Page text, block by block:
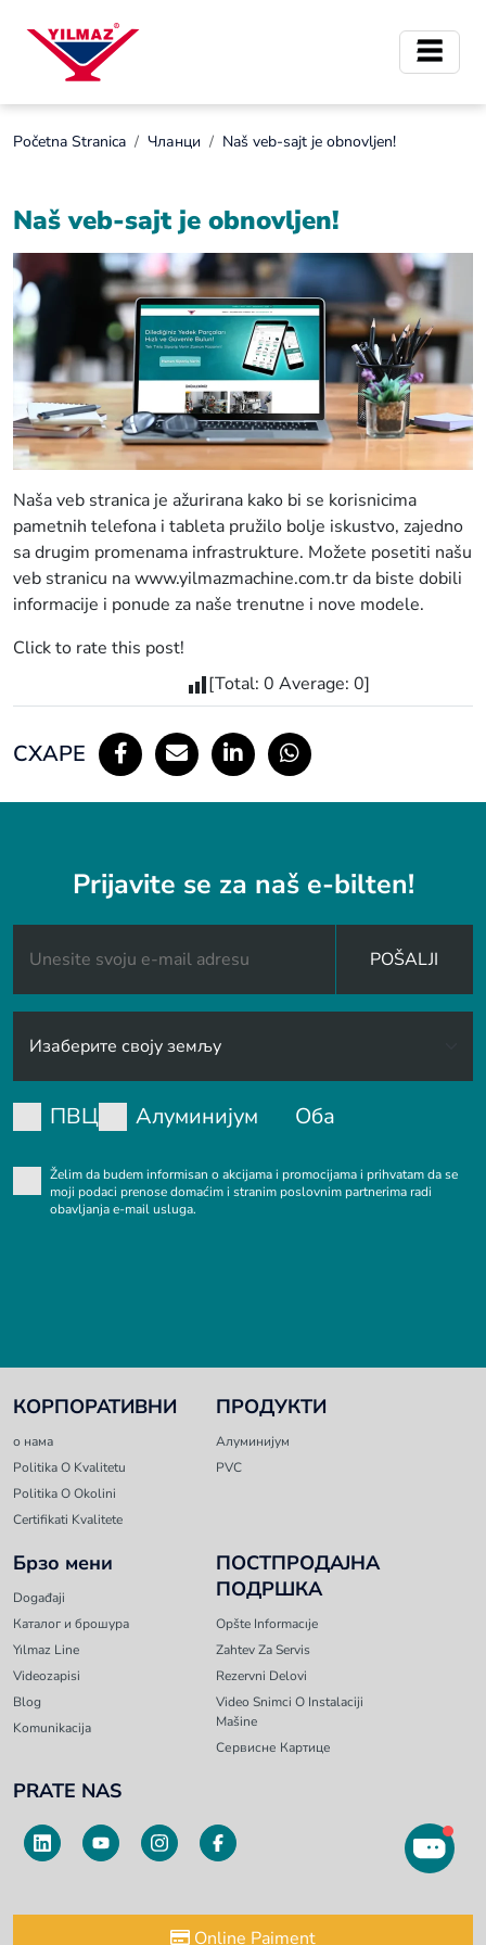
Početna Stranica Чланци Naš veb-sajt je obnovljen!
Naš veb-sajt je obnovljen!
Naša veb stranica je ažurirana kako bi se korisnicima
pametnih telefona i tableta pružilo bolje iskustvo, zajedno
sa drugim promenama infrastrukture. Možete posetiti našu
veb stranicu na www.yilmazmachine.com.tr da biste dobili
informacije i ponude za naše trenutne i nove modele.
Click to rate this post!
[Total: 0 Average: 0]
СХАРЕ
Prijavite se za naš e-bilten!
POŠALJI
ПВЦ Алуминијум Оба
Želim da budem informisan o akcijama i promocijama i prihvatam da se
moji podaci prenose domaćim i stranim poslovnim partnerima radi
obavljanja e-mail usluga.
КОРПОРАТИВНИ
о нама
Politika O Kvalitetu
Politika O Okolini
Certifikati Kvalitete
ПРОДУКТИ
Алуминијум
PVC
Брзо мени
Događaji
Каталог и брошура
Yılmaz Line
Videozapisi
Blog
Komunikacija
ПОСТПРОДАЈНА
ПОДРШКА
Opšte Informacıje
Zahtev Za Servis
Rezervni Delovi
Video Snimci O Instalaciji
Mašine
Сервисне Картице
PRATE NAS
Online Paiment